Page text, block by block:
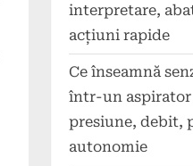
interpretare,
acțiuni rapide
Ce înseamnă
într-un
presiune, debit,
autonomie